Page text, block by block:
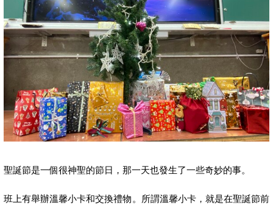
聖誕節是一個很神聖的節日，那一天也發生了一些奇妙的事。
班上有舉辦溫馨小卡和交換禮物。所謂溫馨小卡，就是在聖誕節前